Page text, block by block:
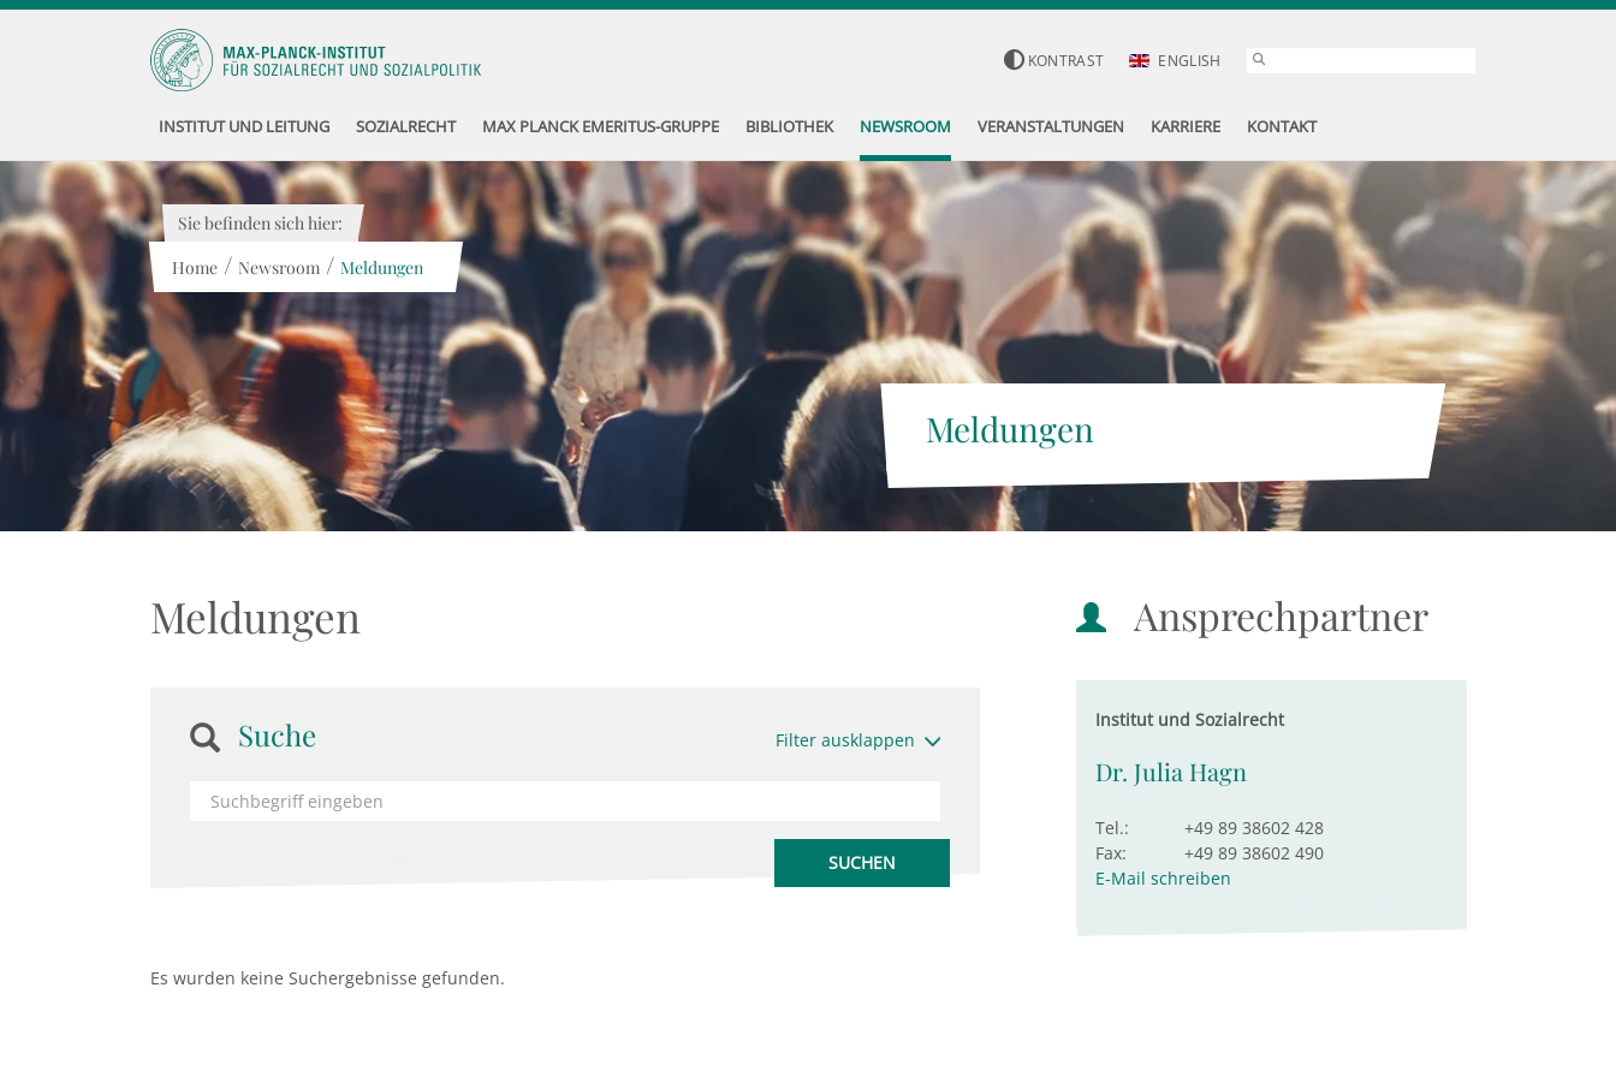
KONTRAST ENGLISH
INSTITUT UND LEITUNG SOZIALRECHT MAX PLANCK EMERITUS-GRUPPE BIBLIOTHEK NEWSROOM VERANSTALTUNGEN KARRIERE KONTAKT
Meldungen
Sie befinden sich hier:
Home / Newsroom / Meldungen
Meldungen
Suche Filter ausklappen
Es wurden keine Suchergebnisse gefunden.
Ansprechpartner
Institut und Sozialrecht
Dr. Julia Hagn
Tel.:
+49 89 38602 428
Fax:
+49 89 38602 490
E-Mail schreiben